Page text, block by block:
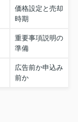
価格設定と売却
時期
重要事項説明の
準備
広告前か申込み
前か